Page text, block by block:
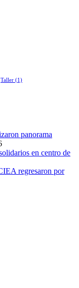
Taller (1)
panorama
en centro de
regresaron por